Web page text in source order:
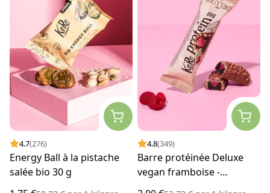
4.7(276)
Energy Ball à la pistache
salée bio 30 g
4.8(349)
Barre protéinée Deluxe
vegan framboise -